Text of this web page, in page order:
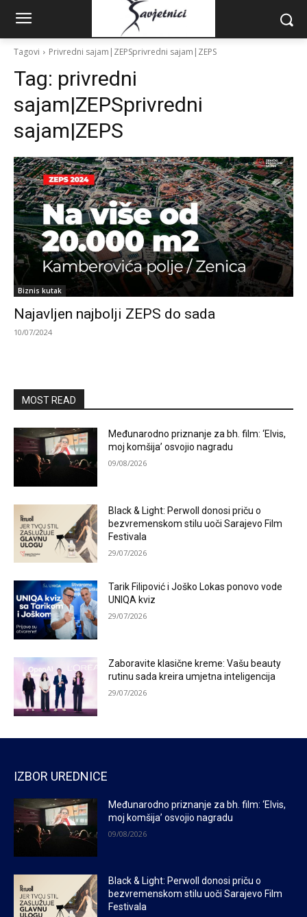
Tagovi Privredni sajam|ZEPSprivredni sajam|ZEPS
Tag: privredni
sajam|ZEPSprivredni
sajam|ZEPS
Biznis kutak
Najavljen najbolji ZEPS do sada
10/07/2024
MOST READ
Međunarodno priznanje za bh. film: ‘Elvis,
moj komšija’ osvojio nagradu
09/08/2026
Black & Light: Perwoll donosi priču o
bezvremenskom stilu uoči Sarajevo Film
Festivala
29/07/2026
Tarik Filipović i Joško Lokas ponovo vode
UNIQA kviz
29/07/2026
Zaboravite klasične kreme: Vašu beauty
rutinu sada kreira umjetna inteligencija
29/07/2026
IZBOR UREDNICE
Međunarodno priznanje za bh. film: ‘Elvis,
moj komšija’ osvojio nagradu
09/08/2026
Black & Light: Perwoll donosi priču o
bezvremenskom stilu uoči Sarajevo Film
Festivala